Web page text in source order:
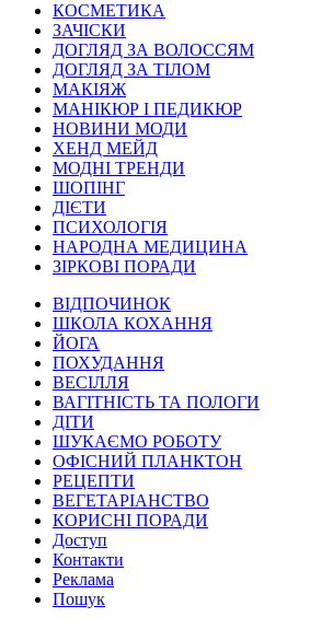
КОСМЕТИКА
ЗАЧІСКИ
ДОГЛЯД ЗА ВОЛОССЯМ
ДОГЛЯД ЗА ТІЛОМ
МАКІЯЖ
МАНІКЮР І ПЕДИКЮР
НОВИНИ МОДИ
ХЕНД МЕЙД
МОДНІ ТРЕНДИ
ШОПІНГ
ДІЄТИ
ПСИХОЛОГІЯ
НАРОДНА МЕДИЦИНА
ЗІРКОВІ ПОРАДИ
ВІДПОЧИНОК
ШКОЛА КОХАННЯ
ЙОГА
ПОХУДАННЯ
ВЕСІЛЛЯ
ВАГІТНІСТЬ ТА ПОЛОГИ
ДІТИ
ШУКАЄМО РОБОТУ
ОФІСНИЙ ПЛАНКТОН
РЕЦЕПТИ
ВЕГЕТАРІАНСТВО
КОРИСНІ ПОРАДИ
Доступ
Контакти
Реклама
Пошук